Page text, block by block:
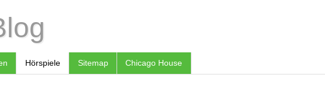
Hörspiele Sitemap Chicago House